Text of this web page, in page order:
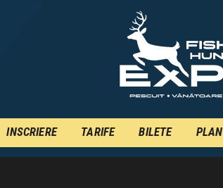
INSCRIERE TARIFE BILETE PLAN
INSCRIERE
PLAN